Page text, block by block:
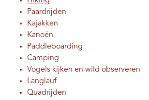
Paardrijden
Kajakken
Kanoën
Paddleboarding
Camping
Vogels kijken en wild observeren
Langlauf
Quadrijden